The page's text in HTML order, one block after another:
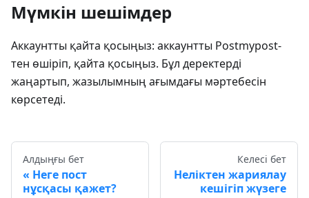
Мүмкін шешімдер
Аккаунтты қайта қосыңыз: аккаунтты Postmypost-
тен өшіріп, қайта қосыңыз. Бұл деректерді
жаңартып, жазылымның ағымдағы мәртебесін
көрсетеді.
Алдыңғы бет
Неге пост
нұсқасы қажет?
Келесі бет
Неліктен жариялау
кешігіп жүзеге